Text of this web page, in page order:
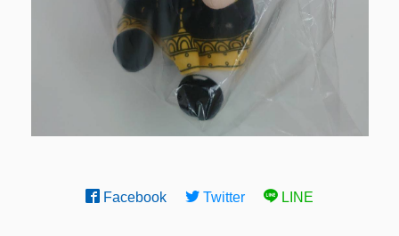
Facebook Twitter LINE